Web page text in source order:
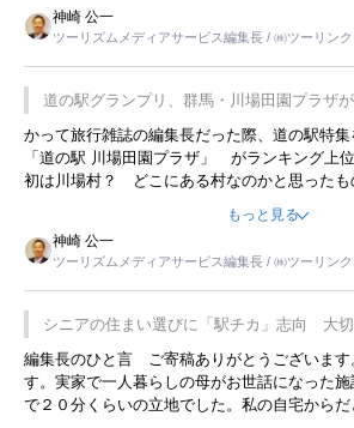
神崎 公一
ツーリズムメディアサービス編集長 / ㈱ツーリン
道の駅グランプリ、群馬・川場田園プラザ
かって旅行雑誌の編集長だった際、道の駅特
「道の駅 川場田園プラザ」 がランキング上
初は川場村？ どこにある村なのかと思ったも
した。プレゼンも巧みで、今でも思い出すこと
は、従業員に東京ディズニーランドを見学させ
の何かを理解してもらっていることです。 も
プレミアムヨーグルトを販売するにあたり、
です。永井社長は、駐車場に都内ナンバーの高
ことに目をつけ、高級商品でも売れると確信し
事を懐かしく読みました。
もっと見る
神崎 公一
ツーリズムメディアサービス編集長 / ㈱ツーリン
シニアの住まい選びに「駅チカ」志向 大切
暮らし
編集長のひと言 ご寄稿ありがとうございます
す。実家で一人暮らしの母がお世話になった
で２０分くらいの立地でした。私の自宅から